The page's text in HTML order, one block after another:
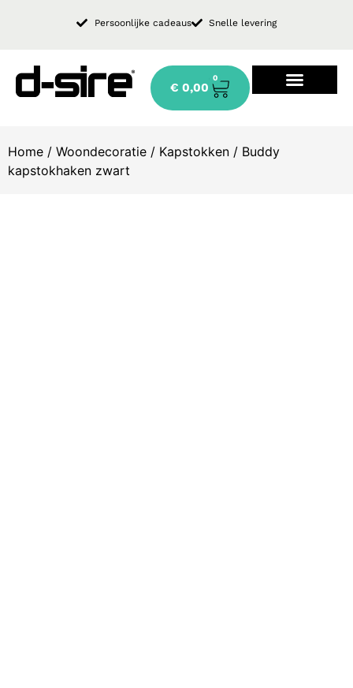
Persoonlijke cadeaus Snelle levering
€ 0,00
0
Home / Woondecoratie / Kapstokken / Buddy
kapstokhaken zwart